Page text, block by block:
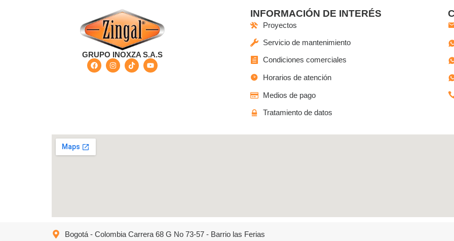
GRUPO INOXZA S.A.S
INFORMACIÓN DE INTERÉS
Proyectos
Servicio de mantenimiento
Condiciones comerciales
Horarios de atención
Medios de pago
Tratamiento de datos
Bogotá - Colombia Carrera 68 G No 73-57 - Barrio las Ferias